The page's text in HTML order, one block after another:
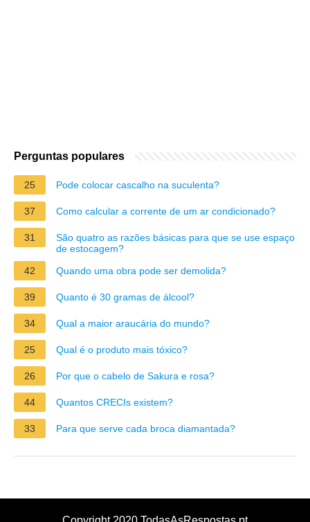
Perguntas populares
25 Pode colocar cascalho na suculenta?
37 Como calcular a corrente de um ar condicionado?
31
São quatro as razões básicas para que se use espaço
de estocagem?
42
Quando uma obra pode ser demolida?
39 Quanto é 30 gramas de álcool?
34 Qual a maior araucária do mundo?
25 Qual é o produto mais tóxico?
26 Por que o cabelo de Sakura e rosa?
44 Quantos CRECIs existem?
33 Para que serve cada broca diamantada?